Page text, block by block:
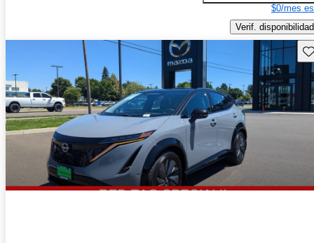
$0/mes
Verif. disponibilidad